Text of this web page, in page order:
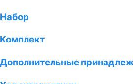
Набор
Комплект
Дополнительные